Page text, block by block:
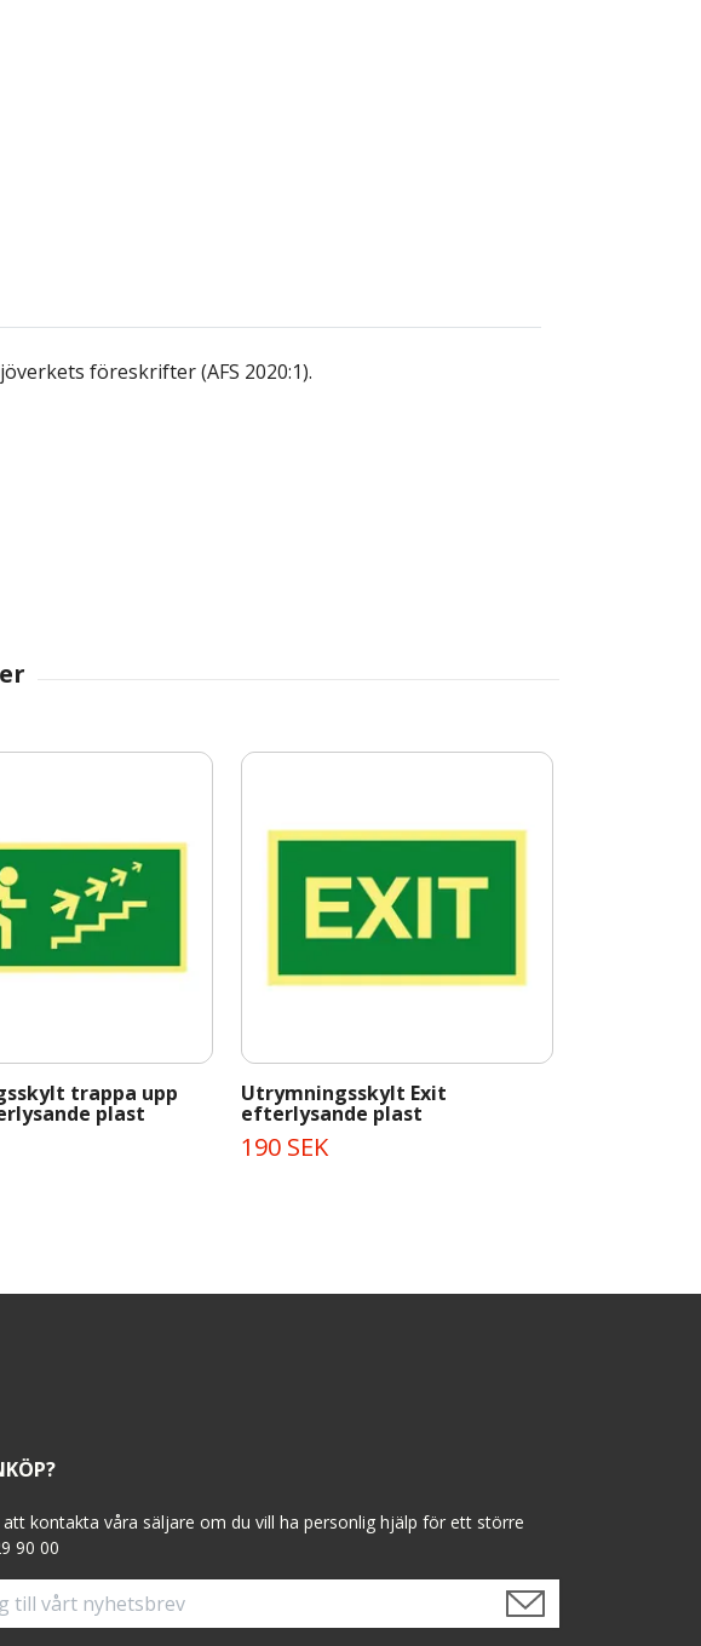
föreskrifter (AFS 2020:1).
trappa upp
plast
Utrymningsskylt Exit
efterlysande plast
190 SEK
kontakta våra säljare om du vill ha personlig hjälp för ett större
90 00